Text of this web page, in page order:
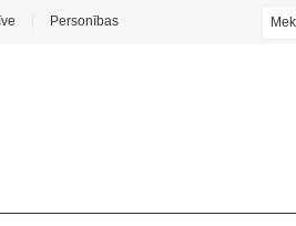
Personības